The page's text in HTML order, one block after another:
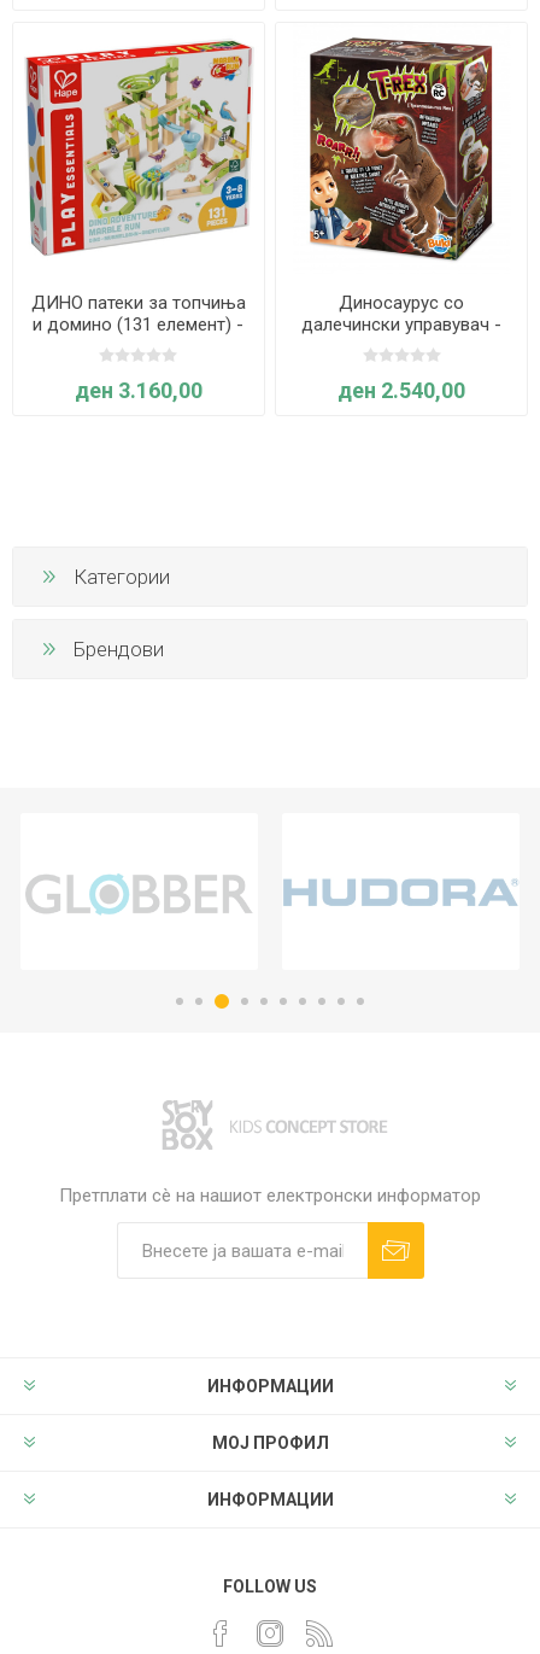
ДИНО патеки за топчиња
и домино (131 елемент) -
Hape International
ден 3.160,00
Диносаурус со
далечински управувач -
Buki
ден 2.540,00
Категории
Брендови
Претплати сè на нашиот електронски информатор
ИНФОРМАЦИИ
МОЈ ПРОФИЛ
ИНФОРМАЦИИ
FOLLOW US